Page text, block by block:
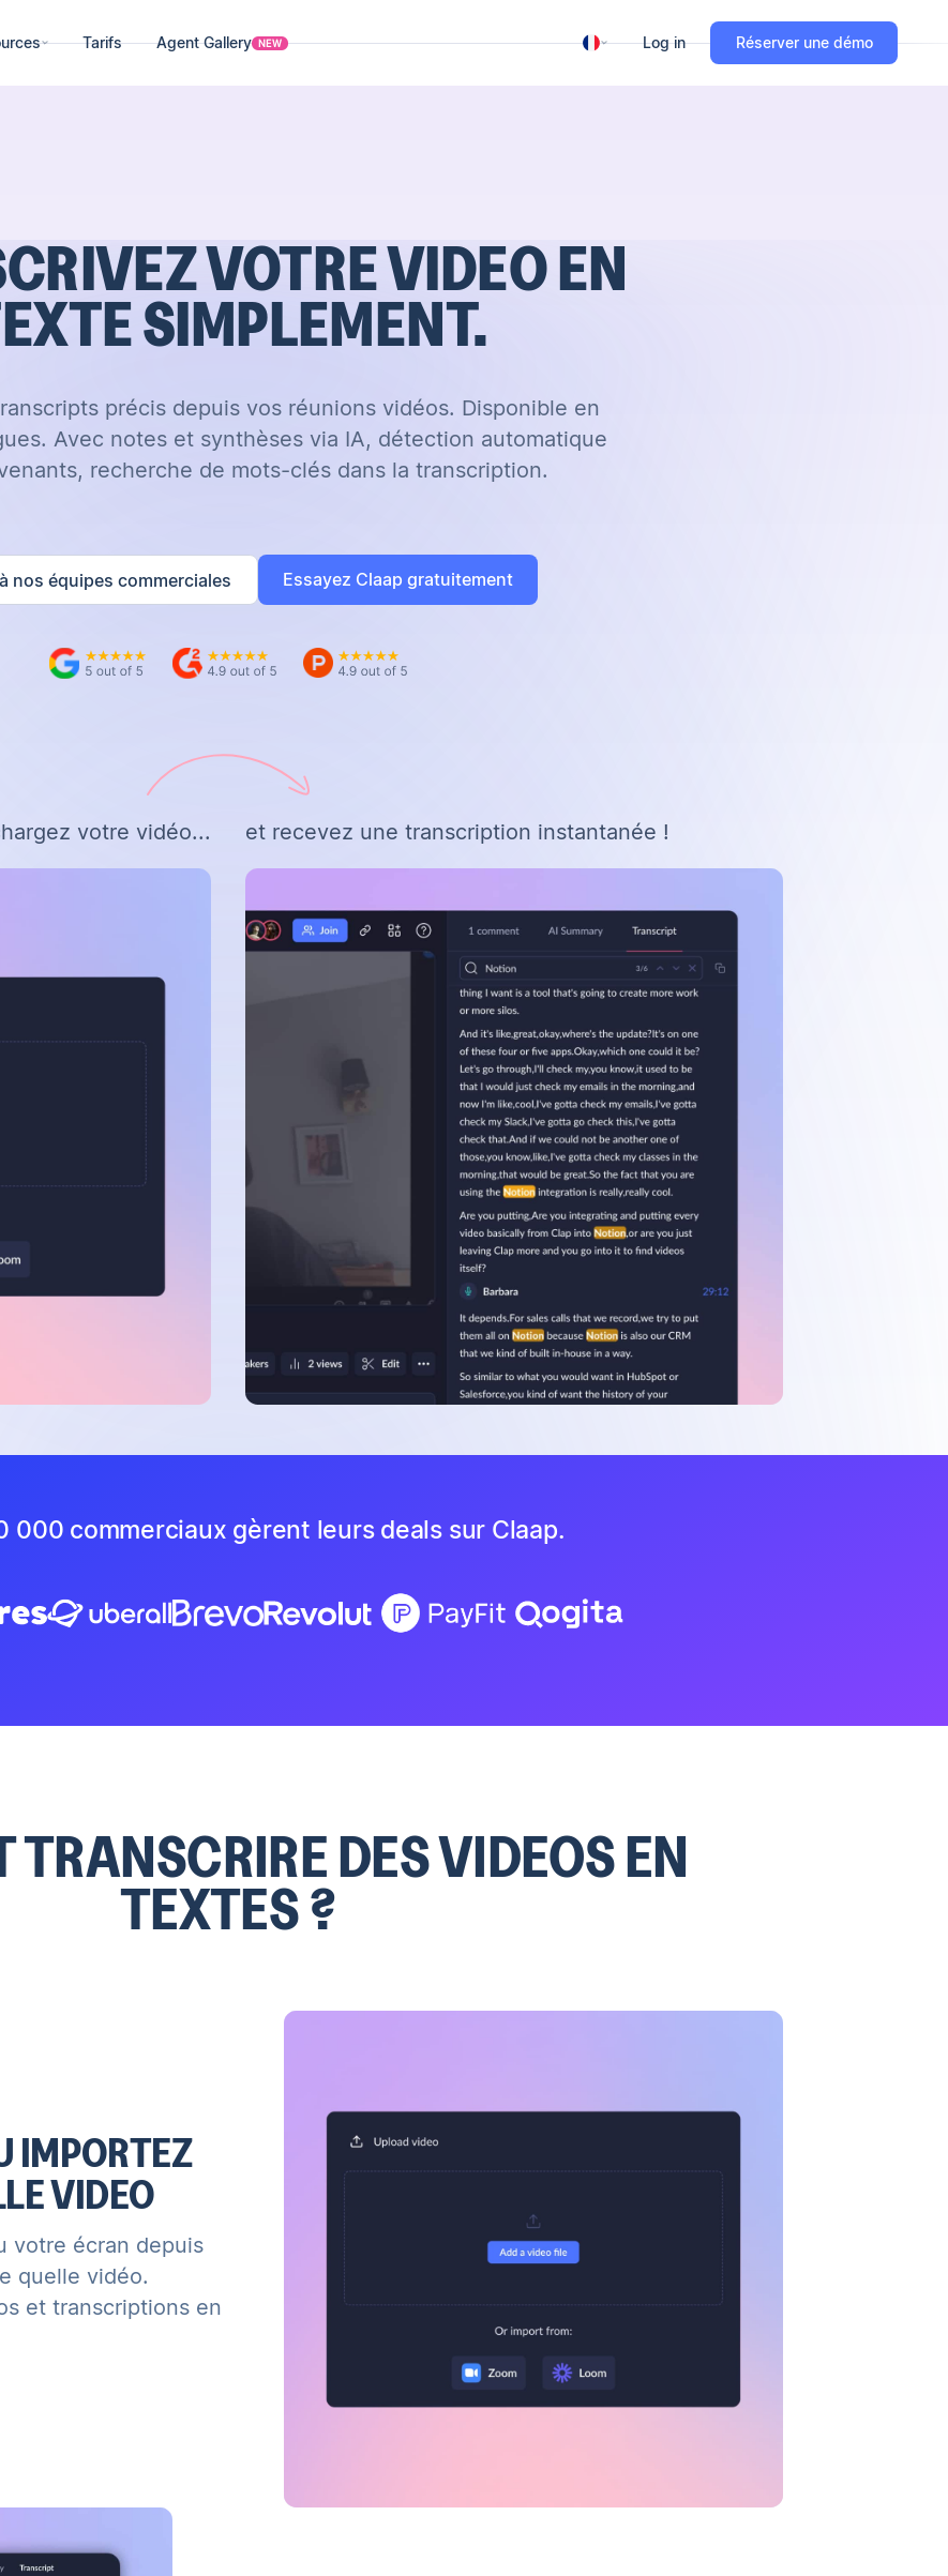
Tarifs Agent Gallery NEW Log in Réserver une démo
VOTRE VIDEO EN
SIMPLEMENT.
précis depuis vos réunions vidéos. Disponible en
Avec notes et synthèses via IA, détection automatique
recherche de mots-clés dans la transcription.
Essayez Claap gratuitement
nos équipes commerciales
votre vidéo... et recevez une transcription instantanée !
000 commerciaux gèrent leurs deals sur Claap.
TRANSCRIRE DES VIDEOS EN
TEXTES ?
IMPORTEZ
VIDEO
votre écran depuis
quelle vidéo.
et transcriptions en